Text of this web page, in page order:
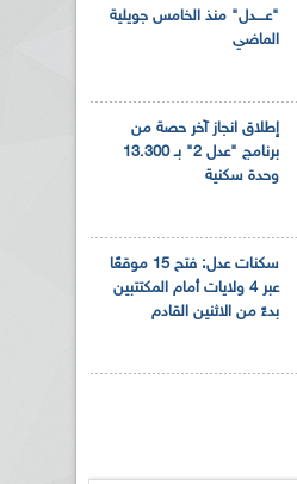
"عــــدل" منذ الخامس جويلية
الماضي
إطلاق انجاز آخر حصة من
برنامج "عدل 2" بـ 13.300
وحدة سكنية
سكنات عدل: فتح 15 موقعًا
عبر 4 ولايات أمام المكتتبين
بدءً من الاثنين القادم